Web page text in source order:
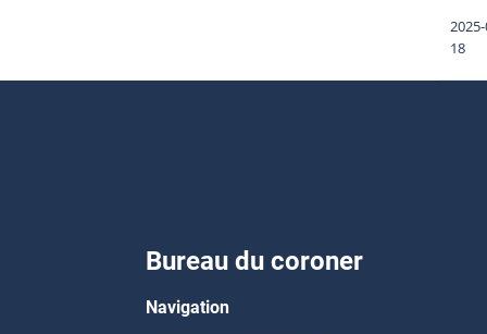
18
Bureau du coroner
Navigation